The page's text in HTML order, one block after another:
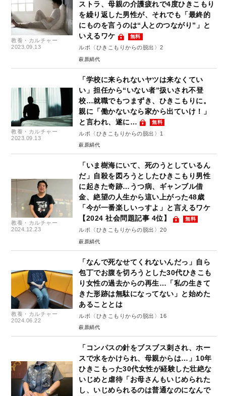
教養・カルチャー
2023.09.13
ストラ、母親の介護疲れで4度ひきこもり
を繰り返した男性が、それでも「最終的
にものを言うのは“人とのつながり”」と
いえるワケ
無料
ルポ〈ひきこもりからの脱出〉2
萩原絹代
教養・カルチャー
2023.09.13
「学校に来られないヤツは来なくてい
い」担任から“いない者”扱いされ不登
校…就職でもつまずき、ひきこもりに。
親に「働かないなら家から出ていけ！」
と言われ、遂に…
無料
ルポ〈ひきこもりからの脱出〉1
萩原絹代
教養・カルチャー
2024.12.23
「いま樹海にいて、死のうとしているん
だ」自殺を図ろうとしたひきこもり男性
に起きた奇跡…うつ病、ギャンブル借
金、絶望の人生から這い上がった48歳
「今が一番楽しいっすよ」と言えるワケ
【2024 社会問題記事 4位】
無料
ルポ〈ひきこもりからの脱出〉20
萩原絹代
教養・カルチャー
2024.06.22
「なんで死なせてくれないんだっ」自ら
包丁でお腹を切ろうとした30代ひきこも
り女性の過去からの再生…「私の生きて
きた形跡は無駄になってない」と始めた
あることとは
ルポ〈ひきこもりからの脱出〉16
萩原絹代
「コンパスの針をブスブス刺され、ホー
スで水をかけられ、母親からは…」10年
ひきこもった30代女性が経験した壮絶な
いじめと虐待「お母さんもいじめられた
し、いじめられるのは普通なのになんで